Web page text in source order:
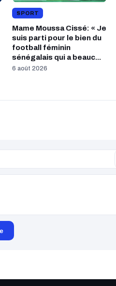
SPORT
Mame Moussa Cissé: « Je
suis parti pour le bien du
football féminin
sénégalais qui a beauc...
6 août 2026